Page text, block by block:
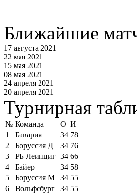
Ближайшие
17 августа 2021
22 мая 2021
15 мая 2021
08 мая 2021
24 апреля 2021
20 апреля 2021
Турнирная
№ Команда О И
1
Бавария 34 78
2
Боруссия Д 34 76
3
РБ Лейпциг 34 66
4
Байер 34 58
5
Боруссия М 34 55
6
Вольфсбург 34 55